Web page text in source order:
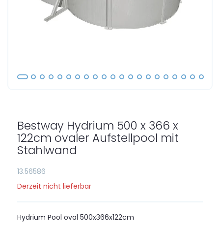
Bestway Hydrium 500 x 366 x
122cm ovaler Aufstellpool mit
Stahlwand
13.56586
Derzeit nicht lieferbar
Hydrium Pool oval 500x366x122cm
Bildgalerie
springen